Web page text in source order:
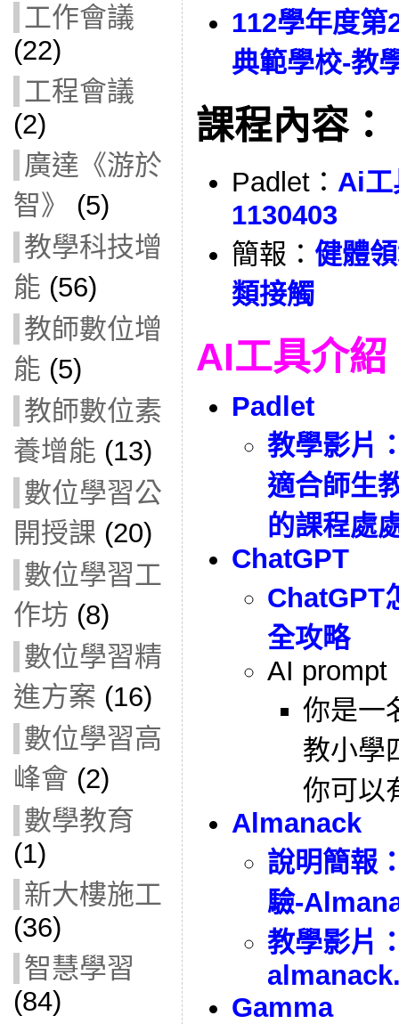
工作會議
(22)
工程會議
(2)
廣達《游於
智》
(5)
教學科技增
能 (56)
教師數位增
能 (5)
教師數位素
養增能 (13)
數位學習公
開授課 (20)
數位學習工
作坊 (8)
數位學習精
進方案 (16)
數位學習高
峰會 (2)
數學教育
(1)
新大樓施工
(36)
智慧學習
(84)
112學年度第
典範學校-教
課程內容：
Padlet： Ai工
1130403
簡報： 健體
類接觸
AI工具介紹
Padlet
教學影片
適合師生
的課程處
ChatGPT
ChatGPT
全攻略
AI prompt
你是一
教小學
你可以
Almanack
說明簡報
驗-
教學影片
Gamma